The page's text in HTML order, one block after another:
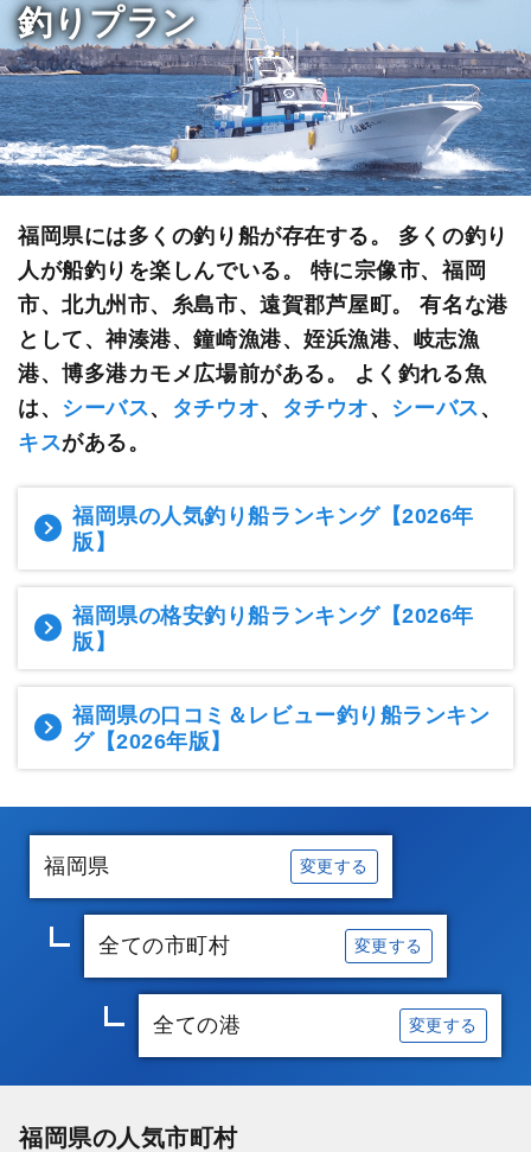
釣りプラン
福岡県には多くの釣り船が存在する。 多くの釣り
人が船釣りを楽しんでいる。 特に宗像市、福岡
市、北九州市、糸島市、遠賀郡芦屋町。 有名な港
として、神湊港、鐘崎漁港、姪浜漁港、岐志漁
港、博多港カモメ広場前がある。 よく釣れる魚
は、 シーバス、 タチウオ、 タチウオ、 シーバス、
キスがある。
福岡県の人気釣り船ランキング【2026年
版】
福岡県の格安釣り船ランキング【2026年
版】
福岡県の口コミ＆レビュー釣り船ランキン
グ【2026年版】
福岡県 変更する
全ての市町村 変更する
全ての港 変更する
福岡県の人気市町村